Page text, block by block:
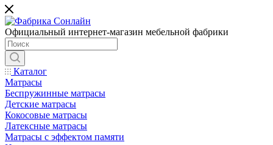
Официальный интернет-магазин мебельной фабрики
Каталог
Матрасы
Беспружинные матрасы
Детские матрасы
Кокосовые матрасы
Латексные матрасы
Матрасы с эффектом памяти